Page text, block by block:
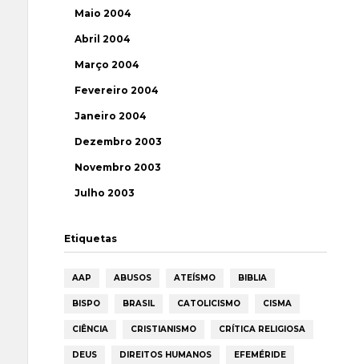
Maio 2004
Abril 2004
Março 2004
Fevereiro 2004
Janeiro 2004
Dezembro 2003
Novembro 2003
Julho 2003
Etiquetas
AAP ABUSOS ATEÍSMO BIBLIA
BISPO BRASIL CATOLICISMO CISMA
CIÊNCIA CRISTIANISMO CRÍTICA RELIGIOSA
DEUS DIREITOS HUMANOS EFEMÉRIDE